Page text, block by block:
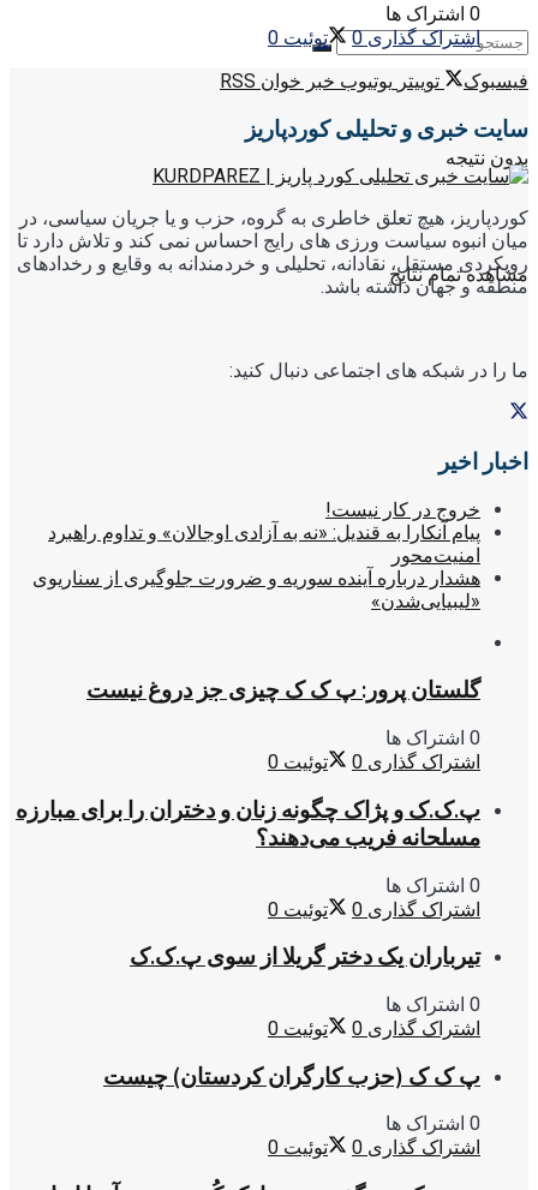
بدون نتیجه
مشاهده تمام نتایج
0 اشتراک ها
اشتراک گذاری 0 توئیت 0
فیسبوک
توییتر یوتیوب خبر خوان RSS
سایت خبری و تحلیلی کوردپاریز
کوردپاریز، هیچ تعلق خاطری به گروه، حزب و یا جریان سیاسی، در
میان انبوه سیاست ورزی های رایج احساس نمی کند و تلاش دارد تا
رویکردی مستقل، نقادانه، تحلیلی و خردمندانه به وقایع و رخدادهای
منطقه و جهان داشته باشد.
ما را در شبکه های اجتماعی دنبال کنید:
اخبار اخیر
خروج در کار نیست!
پیام آنکارا به قندیل: «نه به آزادی اوجالان» و تداوم راهبرد
امنیت‌محور
هشدار درباره آینده سوریه و ضرورت جلوگیری از سناریوی
«لیبیایی‌شدن»
گلستان پرور: پ ک ک چیزی جز دروغ نیست
0 اشتراک ها
اشتراک گذاری 0 توئیت 0
پ.ک.ک و پژاک چگونه زنان و دختران را برای مبارزه
مسلحانه فریب می‌دهند؟
0 اشتراک ها
اشتراک گذاری 0 توئیت 0
تیرباران یک دختر گریلا از سوی پ.ک.ک
0 اشتراک ها
اشتراک گذاری 0 توئیت 0
پ ک ک (حزب کارگران کردستان) چیست
0 اشتراک ها
اشتراک گذاری 0 توئیت 0